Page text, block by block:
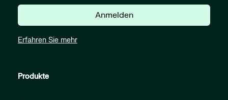
Anmelden
Erfahren Sie mehr
Produkte